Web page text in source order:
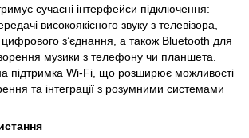
сучасні інтерфейси підключення:
високоякісного звуку з телевізора,
з’єднання, а також Bluetooth для
музики з телефону чи планшета.
підтримка Wi-Fi, що розширює можливості
та інтеграції з розумними системами